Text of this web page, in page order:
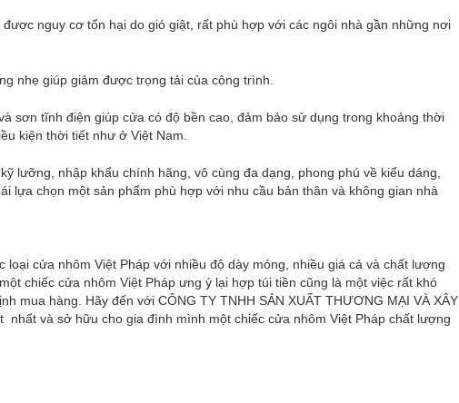
nguy cơ tổn hại do gió giật, rất phù hợp với các ngôi nhà gần những nơi
nhẹ giúp giảm được trọng tải của công trình.
sơn tĩnh điện giúp cửa có độ bền cao, đảm bảo sử dụng trong khoảng thời
kiện thời tiết như ở Việt Nam.
lưỡng, nhập khẩu chính hãng, vô cùng đa dạng, phong phú về kiểu dáng,
lựa chọn một sản phẩm phù hợp với nhu cầu bản thân và không gian nhà
cửa nhôm Việt Pháp với nhiều độ dày mỏng, nhiều giá cả và chất lượng
chiếc cửa nhôm Việt Pháp ưng ý lại hợp túi tiền cũng là một việc rất khó
mua hàng. Hãy đến với CÔNG TY TNHH SẢN XUẤT THƯƠNG MẠI VÀ XÂY
và sở hữu cho gia đình mình một chiếc cửa nhôm Việt Pháp chất lượng